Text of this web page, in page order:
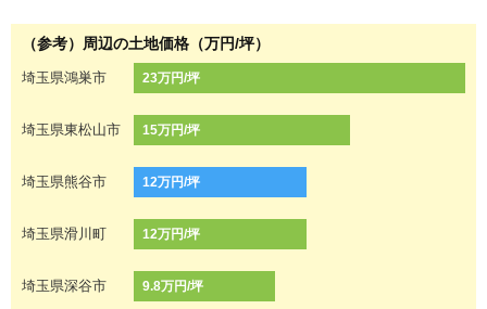
（参考）周辺の土地価格（万円/坪）
埼玉県鴻巣市 23万円/坪
埼玉県東松山市 15万円/坪
埼玉県熊谷市 12万円/坪
埼玉県滑川町 12万円/坪
埼玉県深谷市 9.8万円/坪